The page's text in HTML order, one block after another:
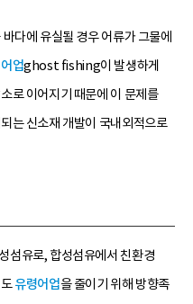
다에 유실될 경우 어류가 그물에
업ghost fishing이 발생하게
로 이어지기 때문에 이 문제를
는 신소재 개발이 국내외적으로
섬유로, 합성섬유에서 친환경
유령어업을 줄이기 위해 방향족